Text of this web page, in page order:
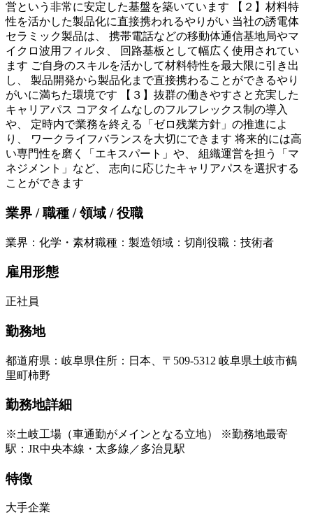
営という非常に安定した基盤を築いています 【２】材料特
性を活かした製品化に直接携われるやりがい 当社の誘電体
セラミック製品は、 携帯電話などの移動体通信基地局やマ
イクロ波用フィルタ、 回路基板として幅広く使用されてい
ます ご自身のスキルを活かして材料特性を最大限に引き出
し、 製品開発から製品化まで直接携わることができるやり
がいに満ちた環境です 【３】抜群の働きやすさと充実した
キャリアパス コアタイムなしのフルフレックス制の導入
や、 定時内で業務を終える「ゼロ残業方針」の推進によ
り、 ワークライフバランスを大切にできます 将来的には高
い専門性を磨く「エキスパート」や、 組織運営を担う「マ
ネジメント」など、 志向に応じたキャリアパスを選択する
ことができます
業界 / 職種 / 領域 / 役職
業界 ： 化学・素材職種 ： 製造領域 ： 切削 役職 ： 技術者
雇用形態
正社員
勤務地
都道府県 ： 岐阜県住所 ： 日本、〒509-5312 岐阜県土岐市鶴
里町柿野
勤務地詳細
※土岐工場（車通勤がメインとなる立地） ※勤務地最寄
駅：JR中央本線・太多線／多治見駅
特徴
大手企業